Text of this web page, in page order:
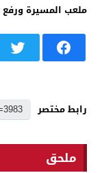
ملعب المسيرة
رابط مختصر
ملحق